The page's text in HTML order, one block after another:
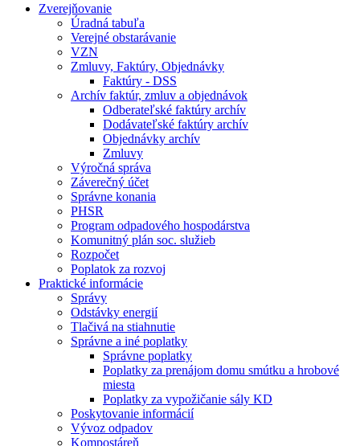
Zverejňovanie
Úradná tabuľa
Verejné obstarávanie
VZN
Zmluvy, Faktúry, Objednávky
Faktúry - DSS
Archív faktúr, zmluv a objednávok
Odberateľské faktúry archív
Dodávateľské faktúry archív
Objednávky archív
Zmluvy
Výročná správa
Záverečný účet
Správne konania
PHSR
Program odpadového hospodárstva
Komunitný plán soc. služieb
Rozpočet
Poplatok za rozvoj
Praktické informácie
Správy
Odstávky energií
Tlačivá na stiahnutie
Správne a iné poplatky
Správne poplatky
Poplatky za prenájom domu smútku a hrobové
miesta
Poplatky za vypožičanie sály KD
Poskytovanie informácií
Vývoz odpadov
Kompostáreň